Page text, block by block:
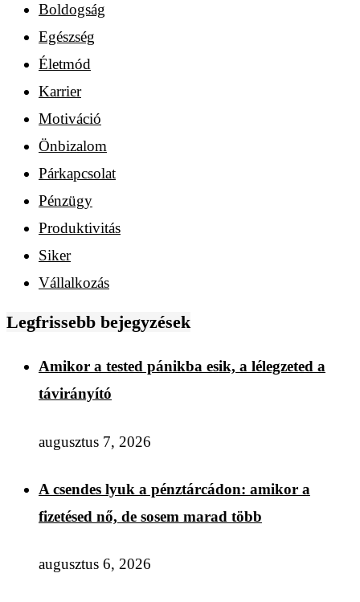
Boldogság
Egészség
Életmód
Karrier
Motiváció
Önbizalom
Párkapcsolat
Pénzügy
Produktivitás
Siker
Vállalkozás
Legfrissebb bejegyzések
Amikor a tested pánikba esik, a lélegzeted a
távirányító
augusztus 7, 2026
A csendes lyuk a pénztárcádon: amikor a
fizetésed nő, de sosem marad több
augusztus 6, 2026